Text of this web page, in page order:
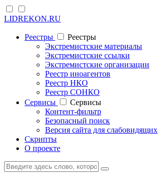
LIDREKON.RU
Реестры
Реестры
Экстремистские материалы
Экстремистские ссылки
Экстремистские организации
Реестр иноагентов
Реестр НКО
Реестр СОНКО
Cервисы
Cервисы
Контент-фильтр
Безопасный поиск
Версия сайта для слабовидящих
Скрипты
О проекте